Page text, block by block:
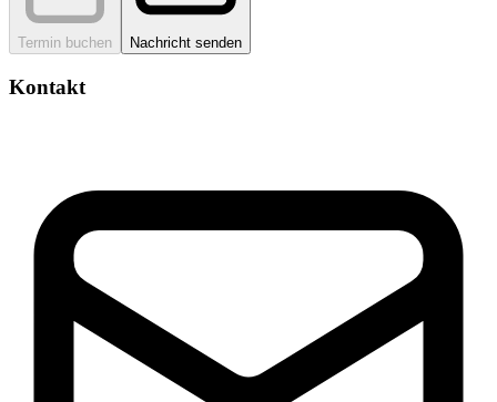
Termin buchen Nachricht senden
Kontakt